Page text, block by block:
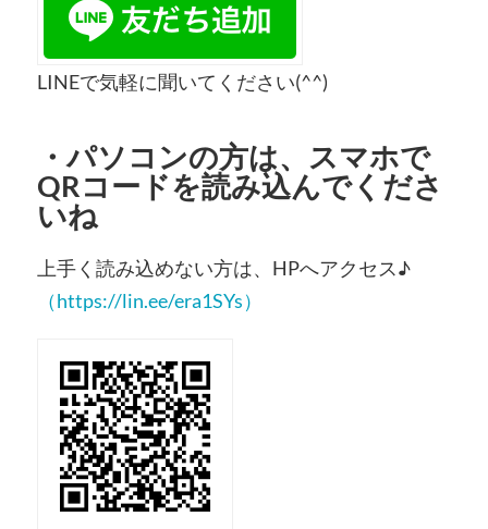
LINEで気軽に聞いてください(^^)
・パソコンの方は、スマホで
QRコードを読み込んでくださ
いね
上手く読み込めない方は、HPへアクセス♪
（https://lin.ee/era1SYs）